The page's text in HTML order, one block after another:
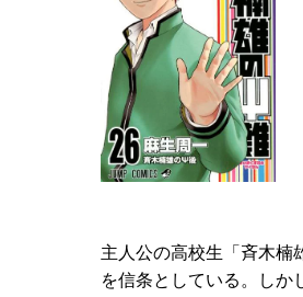
主人公の高校生「斉木楠
を信条としている。しか